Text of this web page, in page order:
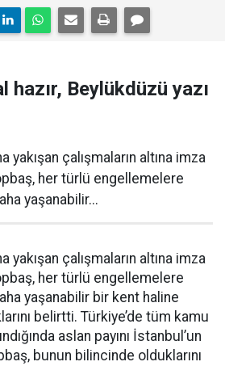
hazır, Beylükdüzü yazı
yakışan çalışmaların altına imza
her türlü engellemelere
yaşanabilir...
yakışan çalışmaların altına imza
her türlü engellemelere
yaşanabilir bir kent haline
belirtti. Türkiye’de tüm kamu
aslan payını İstanbul’un
bunun bilincinde olduklarını